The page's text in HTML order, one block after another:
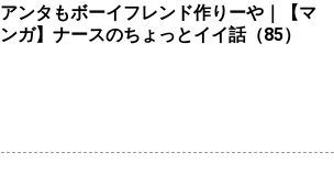
アンタもボーイフレンド作りーや｜【マ
ンガ】ナースのちょっとイイ話（85）